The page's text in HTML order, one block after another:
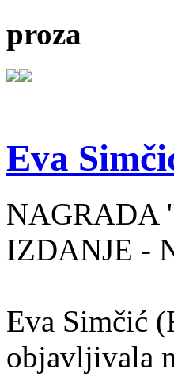
proza
Eva
NAGRADA
IZDANJE -
Eva Simčić
objavljivala